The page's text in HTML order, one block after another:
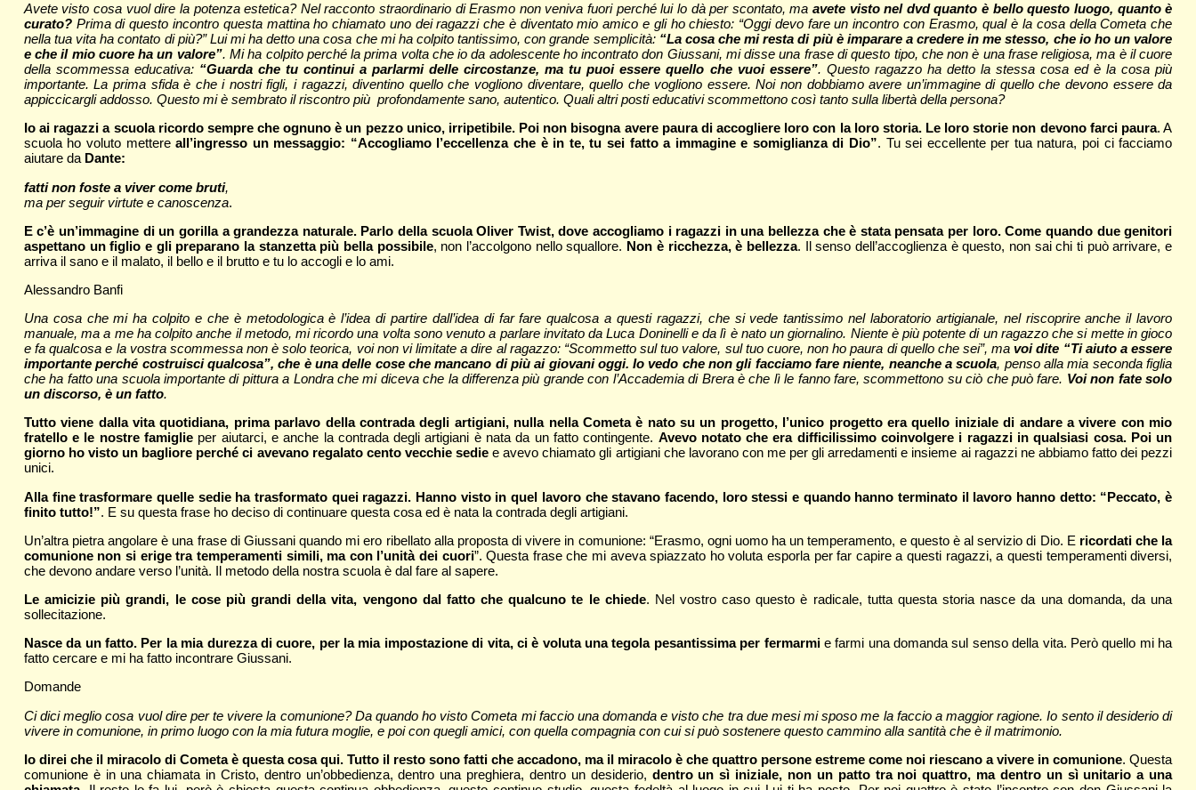
Avete visto cosa vuol dire la potenza estetica? Nel racconto straordinario di Erasmo non veniva fuori perché lui lo dà per scontato, ma avete visto nel dvd quanto è bello questo luogo, quanto è
curato?Prima di questo incontro questa mattina ho chiamato uno dei ragazzi che è diventato mio amico e gli ho chiesto: “Oggi devo fare un incontro con Erasmo, qual è la cosa della Cometa che
nella tua vita ha contato di più?” Lui mi ha detto una cosa che mi ha colpito tantissimo, con grande semplicità: “La cosa che mi resta di più è imparare a credere in me stesso, che io ho un valore
e che il mio cuore ha un valore”. Mi ha colpito perché la prima volta che io da adolescente ho incontrato don Giussani, mi disse una frase di questo tipo, che non è una frase religiosa, ma è il cuore
della scommessa educativa: “Guarda che tu continui a parlarmi delle circostanze, ma tu puoi essere quello che vuoi essere”. Questo ragazzo ha detto la stessa cosa ed è la cosa più
importante. La prima sfida è che i nostri figli, i ragazzi, diventino quello che vogliono diventare, quello che vogliono essere. Noi non dobbiamo avere un’immagine di quello che devono essere da
appiccicargli addosso. Questo mi è sembrato il riscontro più profondamente sano, autentico. Quali altri posti educativi scommettono così tanto sulla libertà della persona?
Io ai ragazzi a scuola ricordo sempre che ognuno è un pezzo unico, irripetibile. Poi non bisogna avere paura di accogliere loro con la loro storia. Le loro storie non devono farci paura. A
scuola ho voluto mettereall’ingresso un messaggio: “Accogliamo l’eccellenza che è in te, tu sei fatto a immagine e somiglianza di Dio”. Tu sei eccellente per tua natura, poi ci facciamo
aiutare da Dante:
fatti non foste a viver come bruti,
ma per seguir virtute e canoscenza.
E c’è un’immagine di un gorilla a grandezza naturale. Parlo della scuola Oliver Twist, dove accogliamo i ragazzi in una bellezza che è stata pensata per loro. Come quando due genitori
aspettano un figlio e gli preparano la stanzetta più bella possibile, non l’accolgono nello squallore. Non è ricchezza, è bellezza. Il senso dell’accoglienza è questo, non sai chi ti può arrivare, e
arriva il sano e il malato, il bello e il brutto e tu lo accogli e lo ami.
Alessandro Banfi
Una cosa che mi ha colpito e che è metodologica è l’idea di partire dall’idea di far fare qualcosa a questi ragazzi, che si vede tantissimo nel laboratorio artigianale, nel riscoprire anche il lavoro
manuale, ma a me ha colpito anche il metodo, mi ricordo una volta sono venuto a parlare invitato da Luca Doninelli e da lì è nato un giornalino. Niente è più potente di un ragazzo che si mette in gioco
e fa qualcosa e la vostra scommessa non è solo teorica, voi non vi limitate a dire al ragazzo: “Scommetto sul tuo valore, sul tuo cuore, non ho paura di quello che sei”, mavoi dite “Ti aiuto a essere
importante perché costruisci qualcosa”, che è una delle cose che mancano di più ai giovani oggi. Io vedo che non gli facciamo fare niente, neanche a scuola, penso alla mia seconda figlia
che ha fatto una scuola importante di pittura a Londra che mi diceva che la differenza più grande con l’Accademia di Brera è che lì le fanno fare, scommettono su ciò che può fare. Voi non fate solo
un discorso, è un fatto.
Tutto viene dalla vita quotidiana, prima parlavo della contrada degli artigiani, nulla nella Cometa è nato su un progetto, l’unico progetto era quello iniziale di andare a vivere con mio
fratello e le nostre famiglie per aiutarci, e anche la contrada degli artigiani è nata da un fatto contingente. Avevo notato che era difficilissimo coinvolgere i ragazzi in qualsiasi cosa. Poi un
giorno ho visto un bagliore perché ci avevano regalato cento vecchie sedie e avevo chiamato gli artigiani che lavorano con me per gli arredamenti e insieme ai ragazzi ne abbiamo fatto dei pezzi
unici.
Alla fine trasformare quelle sedie ha trasformato quei ragazzi. Hanno visto in quel lavoro che stavano facendo, loro stessi e quando hanno terminato il lavoro hanno detto: “Peccato, è
finito tutto!”. E su questa frase ho deciso di continuare questa cosa ed è nata la contrada degli artigiani.
Un’altra pietra angolare è una frase di Giussani quando mi ero ribellato alla proposta di vivere in comunione: “Erasmo, ogni uomo ha un temperamento, e questo è al servizio di Dio. E ricordati che la
comunione non si erige tra temperamenti simili, ma con l’unità dei cuori”. Questa frase che mi aveva spiazzato ho voluta esporla per far capire a questi ragazzi, a questi temperamenti diversi,
che devono andare verso l’unità. Il metodo della nostra scuola è dal fare al sapere.
Le amicizie più grandi, le cose più grandi della vita, vengono dal fatto che qualcuno te le chiede. Nel vostro caso questo è radicale, tutta questa storia nasce da una domanda, da una
sollecitazione.
Nasce da un fatto. Per la mia durezza di cuore, per la mia impostazione di vita, ci è voluta una tegola pesantissima per fermarmie farmi una domanda sul senso della vita. Però quello mi ha
fatto cercare e mi ha fatto incontrare Giussani.
Domande
Ci dici meglio cosa vuol dire per te vivere la comunione? Da quando ho visto Cometa mi faccio una domanda e visto che tra due mesi mi sposo me la faccio a maggior ragione. Io sento il desiderio di
vivere in comunione, in primo luogo con la mia futura moglie, e poi con quegli amici, con quella compagnia con cui si può sostenere questo cammino alla santità che è il matrimonio.
Io direi che il miracolo di Cometa è questa cosa qui. Tutto il resto sono fatti che accadono, ma il miracolo è che quattro persone estreme come noi riescano a vivere in comunione. Questa
comunione è in una chiamata in Cristo, dentro un’obbedienza, dentro una preghiera, dentro un desiderio, dentro un sì iniziale, non un patto tra noi quattro, ma dentro un sì unitario a una